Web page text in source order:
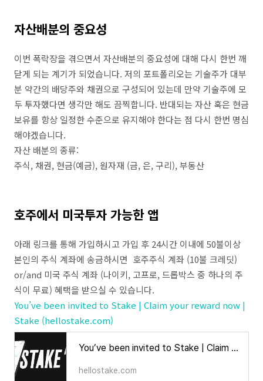
자산배분의 중요성
이번 폭락장을 겪으면서 자산배분의 중요성에 대해 다시 한번 깨
닫게 되는 계기가 되었습니다. 저의 포트폴리오는 기술주가 대부
분 약간의 배당주와 채권으로 구성되어 있는데 만약 기술주에 모
두 투자했다면 생각만 해도 끔찍합니다. 반대되는 자산 혹은 현금
보유를 항상 일정한 수준으로 유지해야 한다는 점 다시 한번 명심
해야겠습니다.
자산 배분의 종류:
주식, 채권, 현금(예금), 원자재 (금, 은, 구리), 부동산
호주에서 미국투자 가능한 앱
아래 링크를 통해 가입하시고 가입 후 24시간 이내에 50불이상
본인의 주식 계좌에 송금하시면 호주주식 계좌 (10불 크레딧)
or/and 미국 주식 계좌 (나이키, 고프로, 드롭박스 중 하나의 주
식이 무료) 혜택을 받으실 수 있습니다.
You’ve been invited to Stake | Claim your reward now |
Stake (hellostake.com)
You’ve been invited to Stake | Claim your reward now | Stake
hellostake.com